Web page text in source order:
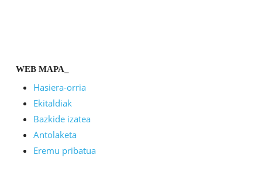
WEB MAPA_
Hasiera-orria
Ekitaldiak
Bazkide izatea
Antolaketa
Eremu pribatua